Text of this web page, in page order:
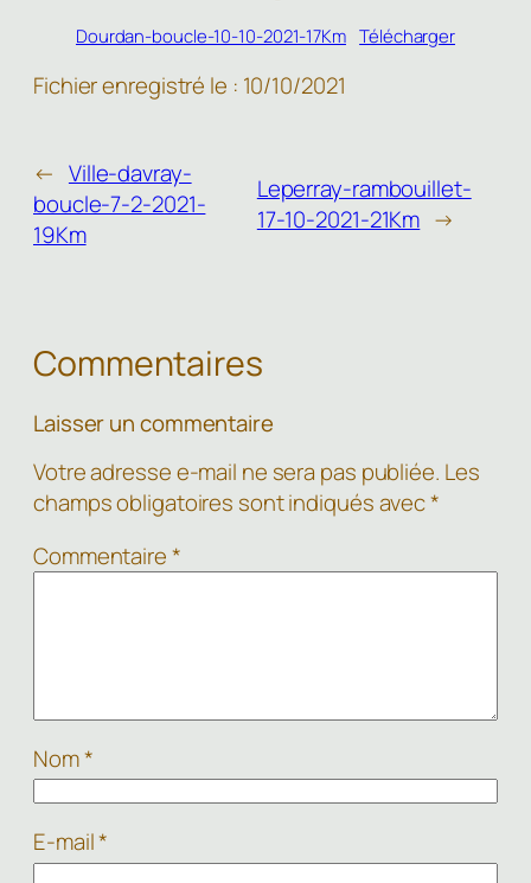
Dourdan-boucle-10-10-2021-17Km Télécharger
Fichier enregistré le : 10/10/2021
← Ville-davray-
boucle-7-2-2021-
19Km
Leperray-rambouillet-
17-10-2021-21Km →
Commentaires
Laisser un commentaire
Votre adresse e-mail ne sera pas publiée. Les
champs obligatoires sont indiqués avec*
Commentaire*
Nom*
E-mail*